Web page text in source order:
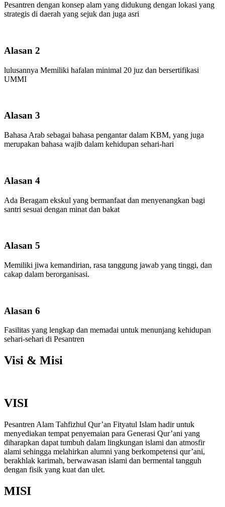
Pesantren dengan konsep alam yang didukung dengan lokasi yang
strategis di daerah yang sejuk dan juga asri
Alasan 2
lulusannya Memiliki hafalan minimal 20 juz dan bersertifikasi
UMMI
Alasan 3
Bahasa Arab sebagai bahasa pengantar dalam KBM, yang juga
merupakan bahasa wajib dalam kehidupan sehari-hari
Alasan 4
Ada Beragam ekskul yang bermanfaat dan menyenangkan bagi
santri sesuai dengan minat dan bakat
Alasan 5
Memiliki jiwa kemandirian, rasa tanggung jawab yang tinggi, dan
cakap dalam berorganisasi.
Alasan 6
Fasilitas yang lengkap dan memadai untuk menunjang kehidupan
sehari-sehari di Pesantren
Visi & Misi
VISI
Pesantren Alam Tahfizhul Qur’an Fityatul Islam hadir untuk
menyediakan tempat penyemaian para Generasi Qur’ani yang
diharapkan dapat tumbuh dalam lingkungan islami dan atmosfir
alami sehingga melahirkan alumni yang berkompetensi qur’ani,
berakhlak karimah, berwawasan islami dan bermental tangguh
dengan fisik yang kuat dan ulet.
MISI